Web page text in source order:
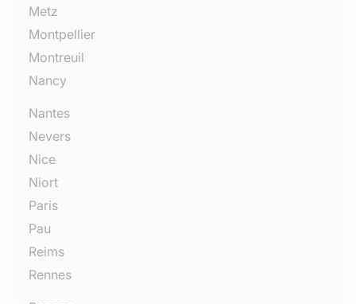
Metz
Montpellier
Montreuil
Nancy
Nantes
Nevers
Nice
Niort
Paris
Pau
Reims
Rennes